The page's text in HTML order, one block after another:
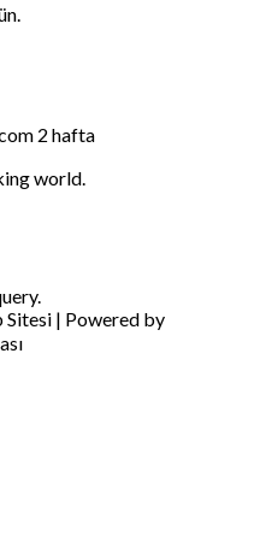
2 hafta
world.
Sitesi | Powered by